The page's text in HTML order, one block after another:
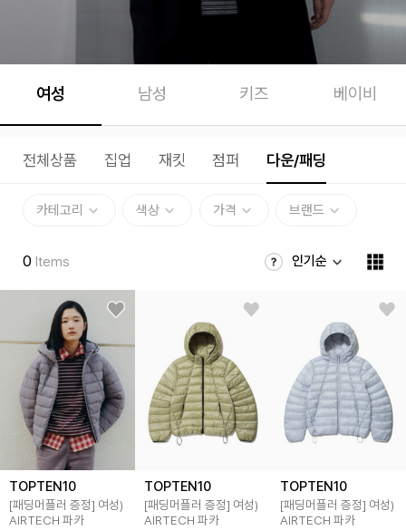
여성 남성 키즈 베이비
전체상품 집업 재킷 점퍼 다운/패딩
카테고리 색상 가격 브랜드
0 Items 인기순
TOPTEN10
[패딩머플러 증정] 여성)
AIRTECH 파카
TOPTEN10
[패딩머플러 증정] 여성)
AIRTECH 파카
TOPTEN10
[패딩머플러 증정] 여성)
AIRTECH 파카